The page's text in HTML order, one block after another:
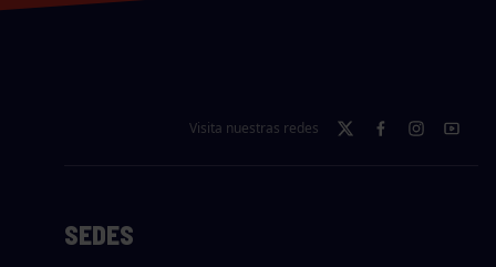
Visita nuestras redes
SEDES